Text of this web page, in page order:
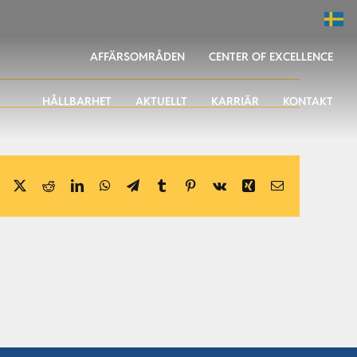
AFFÄRSOMRÅDEN CENTER OF EXCELLENCE
HÅLLBARHET AKTUELLT KARRIÄR KONTAKT
Facebook RedditLinkedInWhatsApp
TelegramTumblr Pinterest
Vk Xing E-